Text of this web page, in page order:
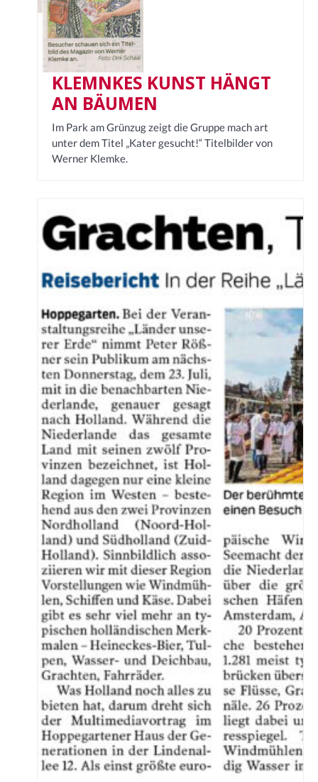
KLEMNKES KUNST HÄNGT
AN BÄUMEN
Im Park am Grünzug zeigt die Gruppe mach art
unter dem Titel „Kater gesucht!“ Titelbilder von
Werner Klemke.